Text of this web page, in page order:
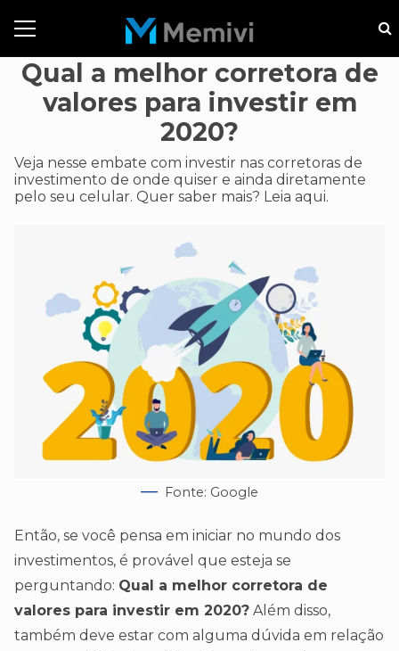
Qual a melhor corretora de
valores para investir em
2020?
Veja nesse embate com investir nas corretoras de
investimento de onde quiser e ainda diretamente
pelo seu celular. Quer saber mais? Leia aqui.
Fonte: Google
Então, se você pensa em iniciar no mundo dos
investimentos, é provável que esteja se
perguntando: Qual a melhor corretora de
valores para investir em 2020? Além disso,
também deve estar com alguma dúvida em relação